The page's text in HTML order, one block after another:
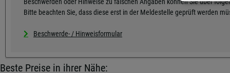
Bitte beachten Sie, dass diese erst in der Meldestelle geprüft werden
Beschwerde- / Hinweisformular
Beste Preise in ihrer Nähe: